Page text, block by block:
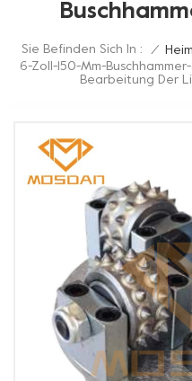
Sie Befinden Sich In : / Heim
6-Zoll-150-Mm-
Bearbeitung Der